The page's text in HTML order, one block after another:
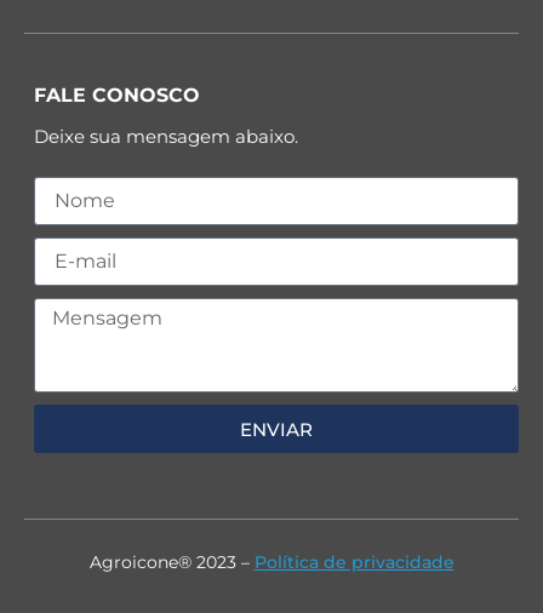
FALE CONOSCO
Deixe sua mensagem abaixo.
ENVIAR
Agroicone® 2023 – Política de privacidade